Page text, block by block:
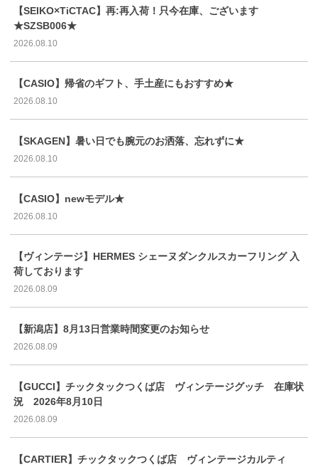
【SEIKO×TiCTAC】再:再入荷！只今在庫、ございます
★SZSB006★
2026.08.10
【CASIO】帰省のギフト、手土産にもおすすめ★
2026.08.10
【SKAGEN】暑い日でも腕元のお洒落、忘れずに★
2026.08.10
【CASIO】newモデル★
2026.08.10
【ヴィンテージ】HERMES シェーヌダンクルスカーフリング 入
荷しております
2026.08.09
【新潟店】8月13日営業時間変更のお知らせ
2026.08.09
【GUCCI】チックタックつくば店 ヴィンテージグッチ 在庫状
況 2026年8月10日
2026.08.09
【CARTIER】チックタックつくば店 ヴィンテージカルティ